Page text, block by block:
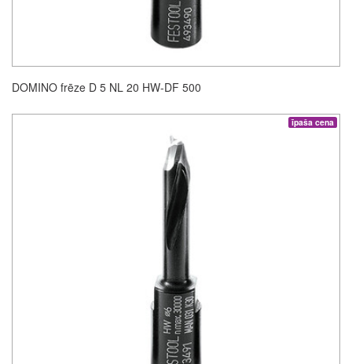
DOMINO frēze D 5 NL 20 HW-DF 500
īpaša cena